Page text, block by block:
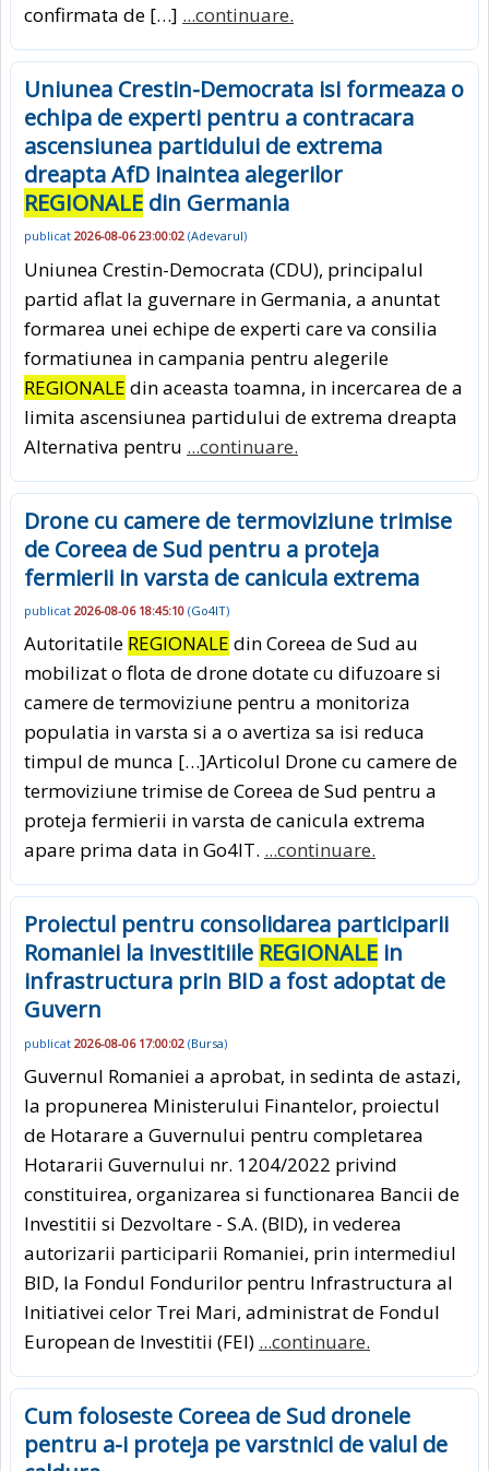
confirmata de […] ...continuare.
Uniunea Crestin-Democrata isi formeaza o
echipa de experti pentru a contracara
ascensiunea partidului de extrema
dreapta AfD inaintea alegerilor
REGIONALE din Germania
publicat 2026-08-06 23:00:02 (Adevarul)
Uniunea Crestin-Democrata (CDU), principalul
partid aflat la guvernare in Germania, a anuntat
formarea unei echipe de experti care va consilia
formatiunea in campania pentru alegerile
REGIONALE din aceasta toamna, in incercarea de a
limita ascensiunea partidului de extrema dreapta
Alternativa pentru ...continuare.
Drone cu camere de termoviziune trimise
de Coreea de Sud pentru a proteja
fermierii in varsta de canicula extrema
publicat 2026-08-06 18:45:10 (Go4IT)
Autoritatile REGIONALE din Coreea de Sud au
mobilizat o flota de drone dotate cu difuzoare si
camere de termoviziune pentru a monitoriza
populatia in varsta si a o avertiza sa isi reduca
timpul de munca […]Articolul Drone cu camere de
termoviziune trimise de Coreea de Sud pentru a
proteja fermierii in varsta de canicula extrema
apare prima data in Go4IT. ...continuare.
Proiectul pentru consolidarea participarii
Romaniei la investitiile REGIONALE in
infrastructura prin BID a fost adoptat de
Guvern
publicat 2026-08-06 17:00:02 (Bursa)
Guvernul Romaniei a aprobat, in sedinta de astazi,
la propunerea Ministerului Finantelor, proiectul
de Hotarare a Guvernului pentru completarea
Hotararii Guvernului nr. 1204/2022 privind
constituirea, organizarea si functionarea Bancii de
Investitii si Dezvoltare - S.A. (BID), in vederea
autorizarii participarii Romaniei, prin intermediul
BID, la Fondul Fondurilor pentru Infrastructura al
Initiativei celor Trei Mari, administrat de Fondul
European de Investitii (FEI) ...continuare.
Cum foloseste Coreea de Sud dronele
pentru a-i proteja pe varstnici de valul de